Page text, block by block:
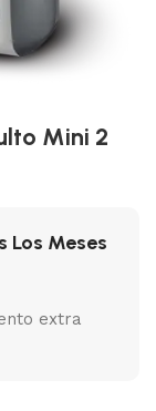
Mini 2
Los Meses
extra